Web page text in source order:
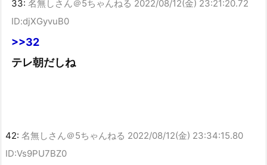
33: 名無しさん＠5ちゃんねる 2022/08/12(金) 23:21:20.72
ID:djXGyvuB0
>>32
テレ朝だしね
42: 名無しさん＠5ちゃんねる 2022/08/12(金) 23:34:15.80
ID:Vs9PU7BZ0